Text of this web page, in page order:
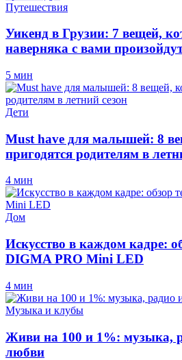
Путешествия
Уикенд в Грузии: 7 вещей,
наверняка с вами
5 мин
Дети
Must have для малышей: 8
пригодятся родителям в
4 мин
Дом
Искусство в каждом кадре:
DIGMA PRO Mini LED
4 мин
Музыка и клубы
Живи на 100 и 1%: музыка,
любви